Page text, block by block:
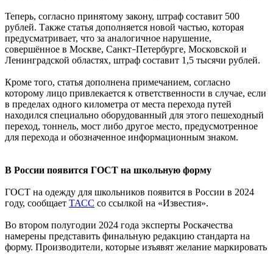
Теперь, согласно принятому закону, штраф составит 500
рублей. Также статья дополняется новой частью, которая
предусматривает, что за аналогичное нарушение,
совершённое в Москве, Санкт–Петербурге, Московской и
Ленинградской областях, штраф составит 1,5 тысячи рублей.
Кроме того, статья дополнена примечанием, согласно
которому лицо привлекается к ответственности в случае, если
в пределах одного километра от места перехода путей
находился специально оборудованный для этого пешеходный
переход, тоннель, мост либо другое место, предусмотренное
для перехода и обозначенное информационным знаком.
В России появится ГОСТ на школьную форму
ГОСТ на одежду для школьников появится в России в 2024
году, сообщает ТАСС со ссылкой на «Известия».
Во втором полугодии 2024 года эксперты Роскачества
намерены представить финальную редакцию стандарта на
форму. Производители, которые изъявят желание маркировать